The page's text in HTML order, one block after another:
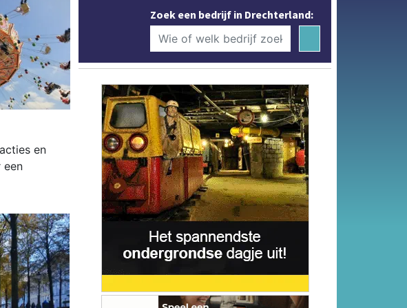
en
een
Zoek een bedrijf in Drechterland: